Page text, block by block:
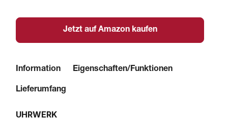
Jetzt auf Amazon kaufen
Information Eigenschaften/Funktionen
Lieferumfang
UHRWERK